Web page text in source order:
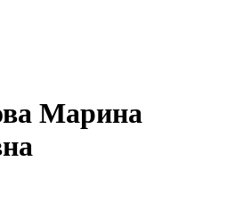
Марина